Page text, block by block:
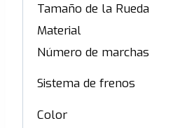
Tamaño de la Rueda
Material
Número de marchas
Sistema de frenos
Color